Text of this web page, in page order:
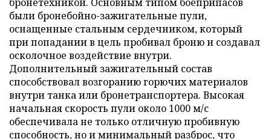
были бронебойно-зажигательные пули,
оснащенные стальным сердечником, который
при попадании в цель пробивал броню и создавал
осколочное воздействие внутри.
Дополнительный зажигательный состав
способствовал возгоранию горючих материалов
внутри танка или бронетранспортера. Высокая
начальная скорость пули около 1000 м/с
обеспечивала не только отличную пробивную
способность, но и минимальный разброс, что